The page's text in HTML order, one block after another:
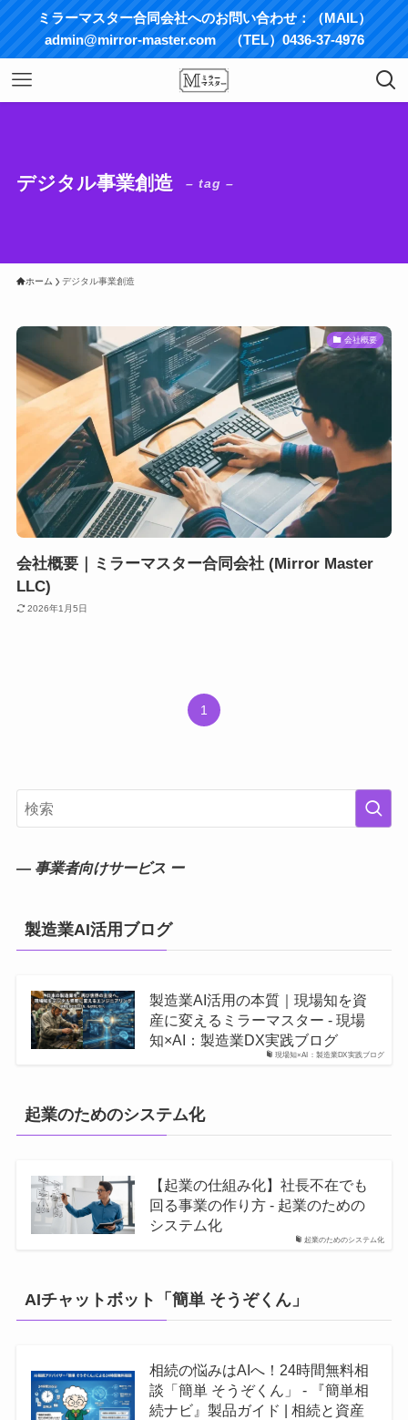
ミラーマスター合同会社へのお問い合わせ：（MAIL）
admin@mirror-master.com （TEL）0436-37-4976
デジタル事業創造 – tag –
ホーム デジタル事業創造
会社概要
会社概要｜ミラーマスター合同会社 (Mirror Master
LLC)
2026年1月5日
1
― 事業者向けサービス ー
製造業AI活用ブログ
現場知×AI：製造業DX実践ブログ
製造業AI活用の本質｜現場知を資
産に変えるミラーマスター - 現場
知×AI：製造業DX実践ブログ
起業のためのシステム化
起業のためのシステム化
【起業の仕組み化】社長不在でも
回る事業の作り方 - 起業のための
システム化
AIチャットボット「簡単 そうぞくん」
相続の悩みはAIへ！24時間無料相
談「簡単 そうぞくん」 - 『簡単相
続ナビ』製品ガイド | 相続と資産